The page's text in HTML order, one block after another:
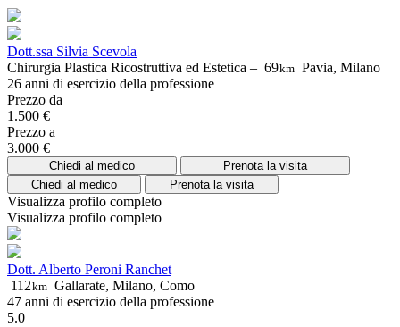
Dott.ssa Silvia Scevola
Chirurgia Plastica Ricostruttiva ed Estetica – 69km Pavia, Milano
26 anni di esercizio della professione
Prezzo da
1.500 €
Prezzo a
3.000 €
Chiedi al medico
Prenota la visita
Chiedi al medico
Prenota la visita
Visualizza profilo completo
Visualizza profilo completo
Dott. Alberto Peroni Ranchet
112km Gallarate, Milano, Como
47 anni di esercizio della professione
5.0